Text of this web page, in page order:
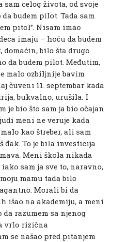
sam celog života, od svoje
budem pilot. Tada sam
pitol”. Nisam imao
imaju – hoću da budem
domaćin, bilo šta drugo.
da budem pilot. Međutim,
malo ozbiljnije bavim
čuveni 11. septembar kada
bukvalno, urušila. I
je bio što sam ja bio očajan
meni ne veruje kada
kao štreber, ali sam
đak. To je bila investicija
Meni škola nikada
sam ja sve to, naravno,
mamu tada bilo
Morali bi da
išao na akademiju, a meni
razumem sa njenog
vrlo rizična
se našao pred pitanjem